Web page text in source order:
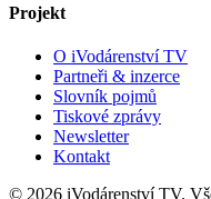
Projekt
O iVodárenství TV
Partneři & inzerce
Slovník pojmů
Tiskové zprávy
Newsletter
Kontakt
© 2026 iVodárenství TV.